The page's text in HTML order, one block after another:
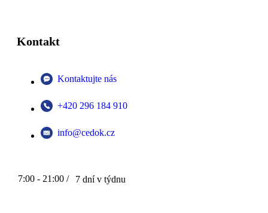
Kontakt
Kontaktujte nás
+420 296 184 910
info@cedok.cz
7:00 - 21:00 / 7 dní v týdnu